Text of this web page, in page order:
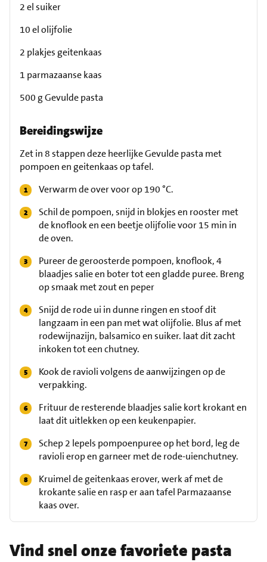
2 el suiker
10 el olijfolie
2 plakjes geitenkaas
1 parmazaanse kaas
500 g Gevulde pasta
Bereidingswijze
Zet in 8 stappen deze heerlijke Gevulde pasta met
pompoen en geitenkaas op tafel.
Verwarm de over voor op 190 °C.
Schil de pompoen, snijd in blokjes en rooster met
de knoflook en een beetje olijfolie voor 15 min in
de oven.
Pureer de geroosterde pompoen, knoflook, 4
blaadjes salie en boter tot een gladde puree. Breng
op smaak met zout en peper
Snijd de rode ui in dunne ringen en stoof dit
langzaam in een pan met wat olijfolie. Blus af met
rodewijnazijn, balsamico en suiker. laat dit zacht
inkoken tot een chutney.
Kook de ravioli volgens de aanwijzingen op de
verpakking.
Frituur de resterende blaadjes salie kort krokant en
laat dit uitlekken op een keukenpapier.
Schep 2 lepels pompoenpuree op het bord, leg de
ravioli erop en garneer met de rode-uienchutney.
Kruimel de geitenkaas erover, werk af met de
krokante salie en rasp er aan tafel Parmazaanse
kaas over.
Vind snel onze favoriete pasta